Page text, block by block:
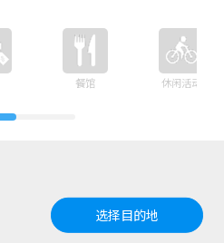
餐馆 休闲活动
选择目的地